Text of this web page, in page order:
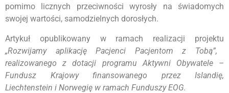
pomimo licznych przeciwności wyrosły na świadomych
swojej wartości, samodzielnych dorosłych.
Artykuł opublikowany w ramach realizacji projektu
„Rozwijamy aplikację Pacjenci Pacjentom z Tobą”,
realizowanego z dotacji programu Aktywni Obywatele –
Fundusz Krajowy finansowanego przez Islandię,
Liechtenstein i Norwegię w ramach Funduszy EOG.